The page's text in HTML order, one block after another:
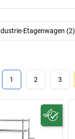
Etagenwagen (2)
1 2 3